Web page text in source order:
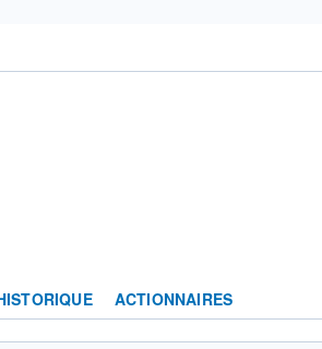
ACTIONNAIRES